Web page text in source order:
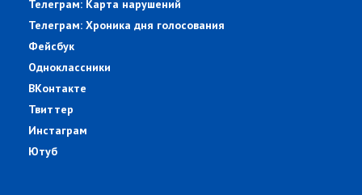
Телеграм: Карта нарушений
Телеграм: Хроника дня голосования
Фейсбук
Одноклассники
ВКонтакте
Твиттер
Инстаграм
Ютуб